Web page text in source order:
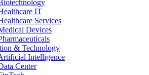
IT
Services
Devices
& Technology
Intelligence
Center